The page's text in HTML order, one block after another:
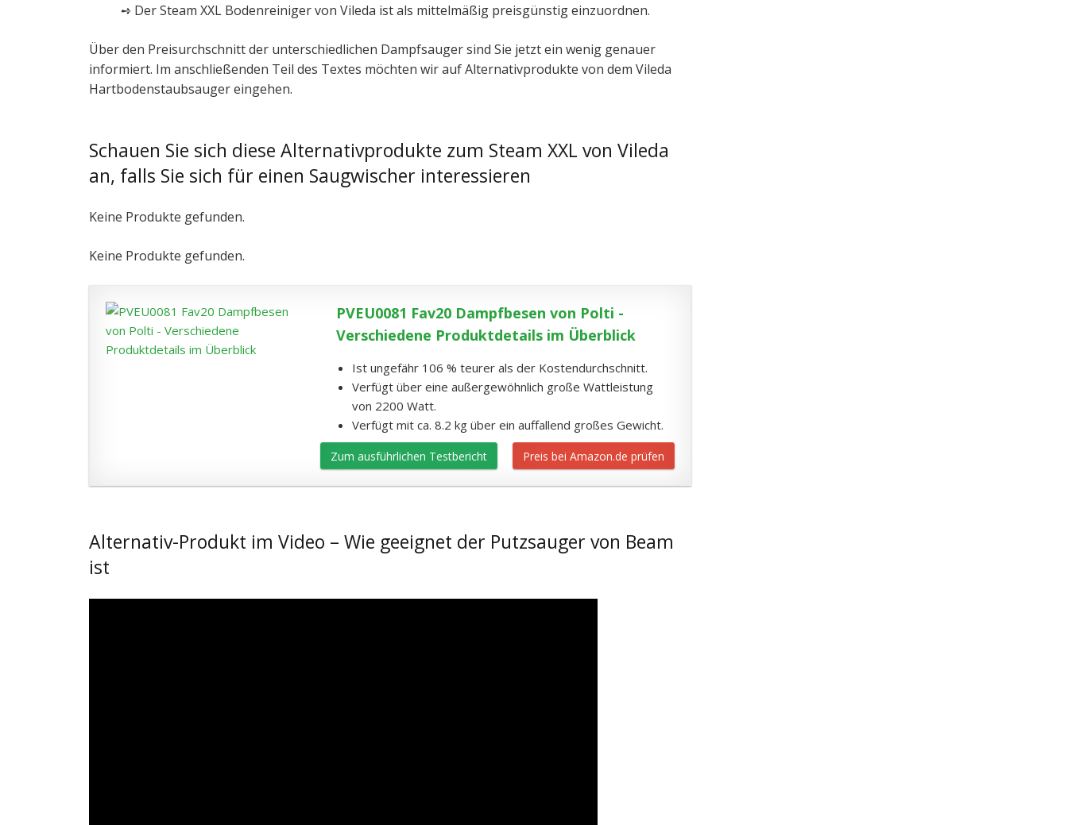
➺ Der Steam XXL Bodenreiniger von Vileda ist als mittelmäßig preisgünstig einzuordnen.
Über den Preisurchschnitt der unterschiedlichen Dampfsauger sind Sie jetzt ein wenig genauer
informiert. Im anschließenden Teil des Textes möchten wir auf Alternativprodukte von dem Vileda
Hartbodenstaubsauger eingehen.
Schauen Sie sich diese Alternativprodukte zum Steam XXL von Vileda
an, falls Sie sich für einen Saugwischer interessieren
Keine Produkte gefunden.
Keine Produkte gefunden.
PVEU0081 Fav20 Dampfbesen von Polti -
Verschiedene Produktdetails im Überblick
Ist ungefähr 106 % teurer als der Kostendurchschnitt.
Verfügt über eine außergewöhnlich große Wattleistung
von 2200 Watt.
Verfügt mit ca. 8.2 kg über ein auffallend großes Gewicht.
Zum ausführlichen Testbericht Preis bei Amazon.de prüfen
Alternativ-Produkt im Video – Wie geeignet der Putzsauger von Beam
ist